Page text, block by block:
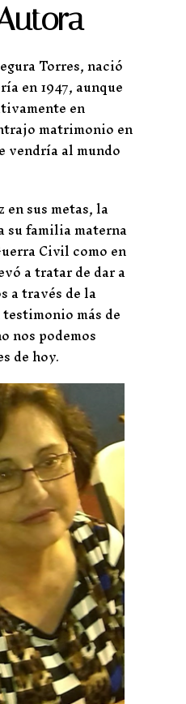
Torres, nació
en 1947, aunque
en
matrimonio en
vendría al mundo
sus metas, la
su familia materna
Civil como en
a tratar de dar a
a través de la
más de
nos podemos
de hoy.